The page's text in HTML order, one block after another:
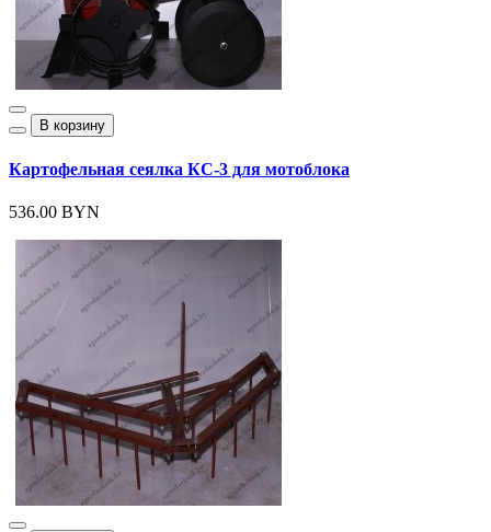
В корзину
Картофельная сеялка КС-3 для мотоблока
536.00 BYN